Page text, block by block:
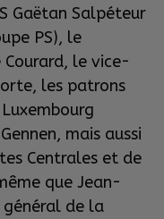
Gaëtan Salpéteur
PS), le
le vice-
les patrons
mais aussi
Centrales et de
que Jean-
général de la